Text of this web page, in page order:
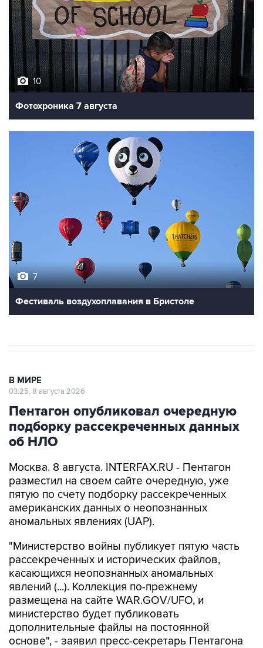
10
Фотохроника 7 августа
7
Фестиваль воздухоплавания в Бристоле
В МИРЕ
03:25, 8 августа 2026
Пентагон опубликовал очередную
подборку рассекреченных данных
об НЛО
Москва. 8 августа. INTERFAX.RU - Пентагон
разместил на своем сайте очередную, уже
пятую по счету подборку рассекреченных
американских данных о неопознанных
аномальных явлениях (UAP).
"Министерство войны публикует пятую часть
рассекреченных и исторических файлов,
касающихся неопознанных аномальных
явлений (...). Коллекция по-прежнему
размещена на сайте WAR.GOV/UFO, и
министерство будет публиковать
дополнительные файлы на постоянной
основе", - заявил пресс-секретарь Пентагона